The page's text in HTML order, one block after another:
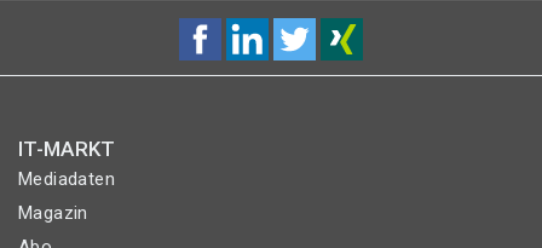
IT-MARKT
Mediadaten
Magazin